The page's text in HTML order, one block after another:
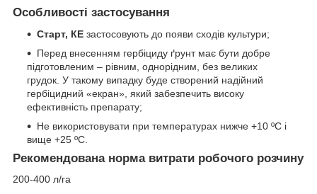
Особливості застосування
Старт, КЕ застосовують до появи сходів культури;
Перед внесенням гербіциду ґрунт має бути добре
підготовленим – рівним, однорідним, без великих
грудок. У такому випадку буде створений надійний
гербіцидний «екран», який забезпечить високу
ефективність препарату;
Не використовувати при температурах нижче +10 ºС і
вище +25 ºС.
Рекомендована норма витрати робочого розчину
200-400 л/га